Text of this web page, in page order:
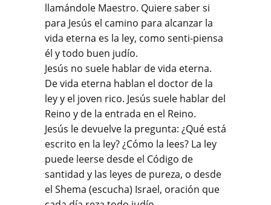
llamándole Maestro. Quiere saber si
para Jesús el camino para alcanzar la
vida eterna es la ley, como senti-piensa
él y todo buen judío.
Jesús no suele hablar de vida eterna.
De vida eterna hablan el doctor de la
ley y el joven rico. Jesús suele hablar del
Reino y de la entrada en el Reino.
Jesús le devuelve la pregunta: ¿Qué está
escrito en la ley? ¿Cómo la lees? La ley
puede leerse desde el Código de
santidad y las leyes de pureza, o desde
el Shema (escucha) Israel, oración que